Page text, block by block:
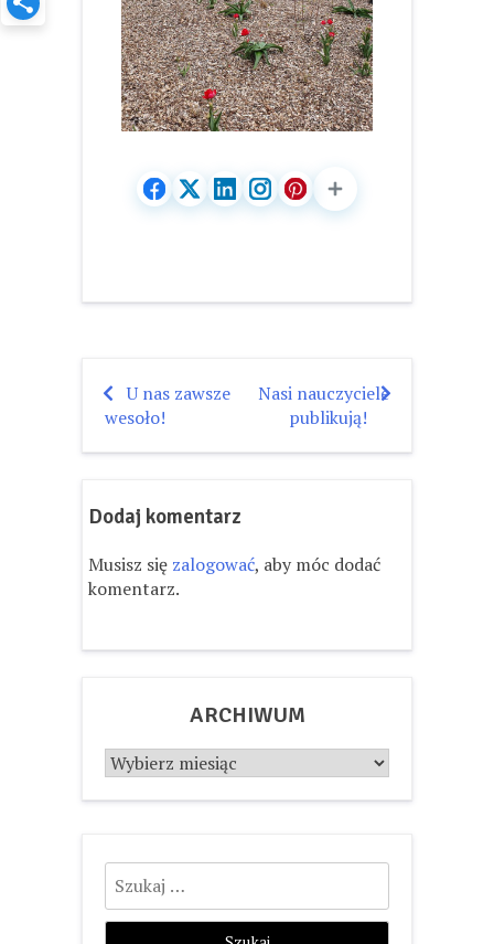
Nawigacja
wpisu
U nas zawsze
wesoło!
Nasi nauczyciele
publikują!
Dodaj komentarz
Musisz się zalogować, aby móc dodać
komentarz.
ARCHIWUM
Archiwum
Szukaj: